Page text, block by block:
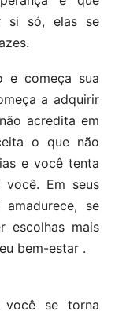
si só, elas se
e começa sua
a adquirir
acredita em
o que não
e você tenta
Em seus
se
escolhas mais
bem-estar .
se torna